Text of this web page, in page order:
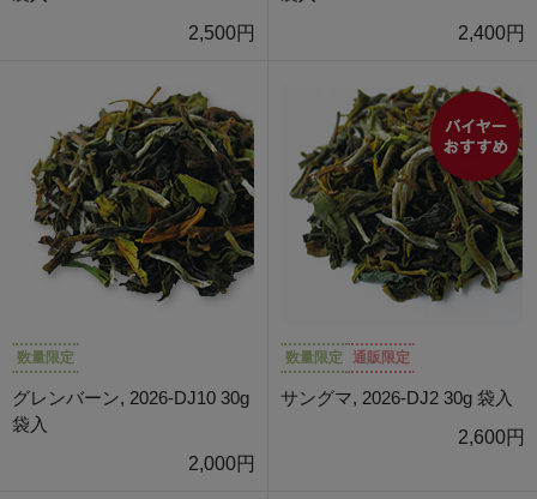
2,500円
2,400円
数量限定
グレンバーン, 2026-DJ10 30g
袋入
2,000円
数量限定 通販限定
サングマ, 2026-DJ2 30g 袋入
2,600円